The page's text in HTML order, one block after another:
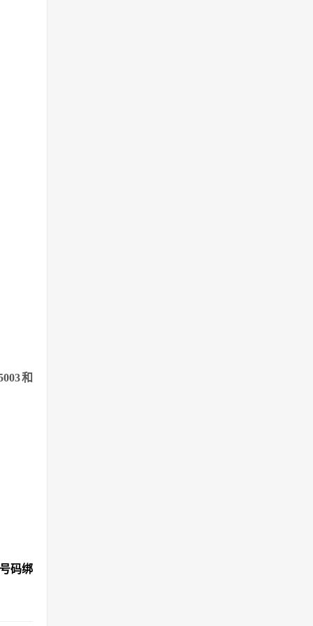
和
码绑